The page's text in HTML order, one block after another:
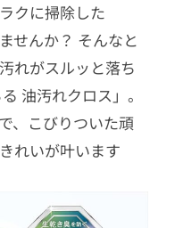
クに掃除した
せんか？ そんなと
れがスルッと落ち
油汚れクロス」。
、こびりついた頑
れいが叶います